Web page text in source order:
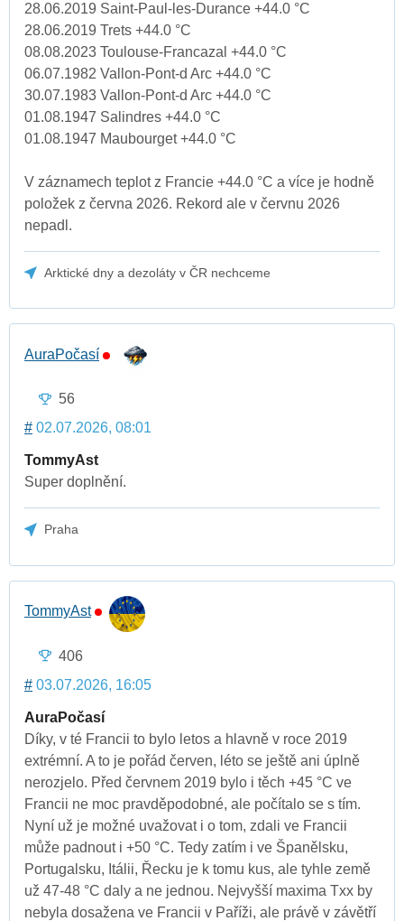
28.06.2019 Saint-Paul-les-Durance +44.0 °C
28.06.2019 Trets +44.0 °C
08.08.2023 Toulouse-Francazal +44.0 °C
06.07.1982 Vallon-Pont-d Arc +44.0 °C
30.07.1983 Vallon-Pont-d Arc +44.0 °C
01.08.1947 Salindres +44.0 °C
01.08.1947 Maubourget +44.0 °C
V záznamech teplot z Francie +44.0 °C a více je hodně
položek z června 2026. Rekord ale v červnu 2026
nepadl.
Arktické dny a dezoláty v ČR nechceme
AuraPočasí
56
# 02.07.2026, 08:01
TommyAst
Super doplnění.
Praha
TommyAst
406
# 03.07.2026, 16:05
AuraPočasí
Díky, v té Francii to bylo letos a hlavně v roce 2019
extrémní. A to je pořád červen, léto se ještě ani úplně
nerozjelo. Před červnem 2019 bylo i těch +45 °C ve
Francii ne moc pravděpodobné, ale počítalo se s tím.
Nyní už je možné uvažovat i o tom, zdali ve Francii
může padnout i +50 °C. Tedy zatím i ve Španělsku,
Portugalsku, Itálii, Řecku je k tomu kus, ale tyhle země
už 47-48 °C daly a ne jednou. Nejvyšší maxima Txx by
nebyla dosažena ve Francii v Paříži, ale právě v závětří